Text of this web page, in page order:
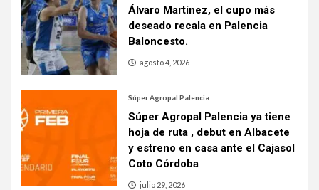
Álvaro Martínez, el cupo más
deseado recala en Palencia
Baloncesto.
agosto 4, 2026
Súper Agropal Palencia
Súper Agropal Palencia ya tiene
hoja de ruta , debut en Albacete
y estreno en casa ante el Cajasol
Coto Córdoba
julio 29, 2026